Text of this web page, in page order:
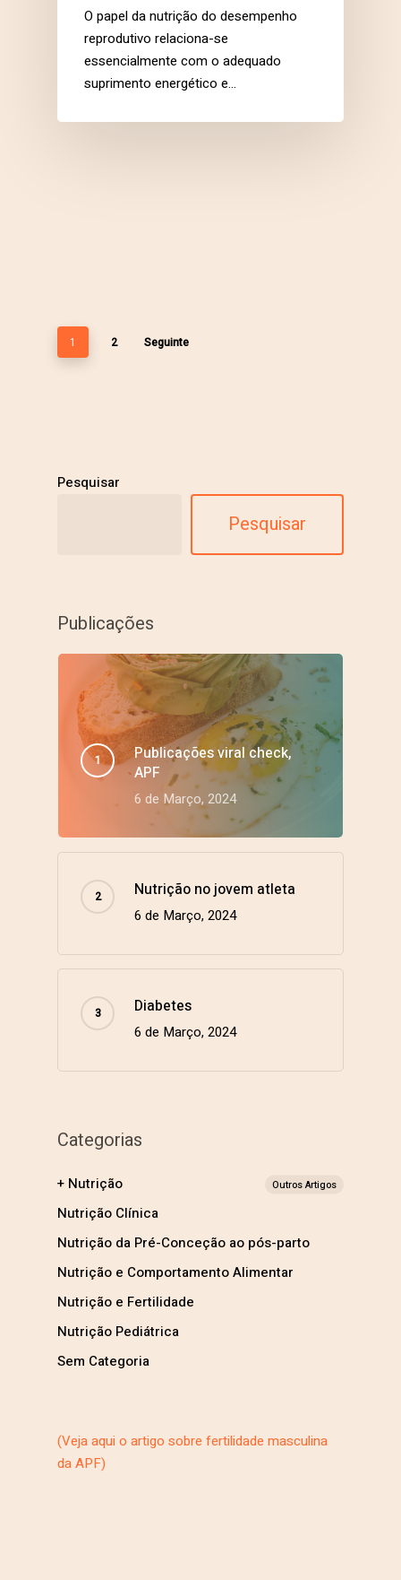
O papel da nutrição do desempenho
reprodutivo relaciona-se
essencialmente com o adequado
suprimento energético e…
1 2 Seguinte
Pesquisar
Pesquisar
Publicações
Publicações viral check,
APF
6 de Março, 2024
Nutrição no jovem atleta
6 de Março, 2024
Diabetes
6 de Março, 2024
Categorias
+ Nutrição Outros Artigos
Nutrição Clínica
Nutrição da Pré-Conceção ao pós-parto
Nutrição e Comportamento Alimentar
Nutrição e Fertilidade
Nutrição Pediátrica
Sem Categoria
(Veja aqui o artigo sobre fertilidade masculina
da APF)